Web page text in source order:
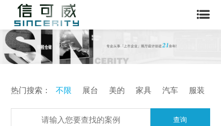
热门搜索： 不限 展台 美的 家具 汽车 服装
查询